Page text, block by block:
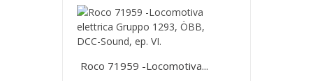
Roco 71959 -Locomotiva...